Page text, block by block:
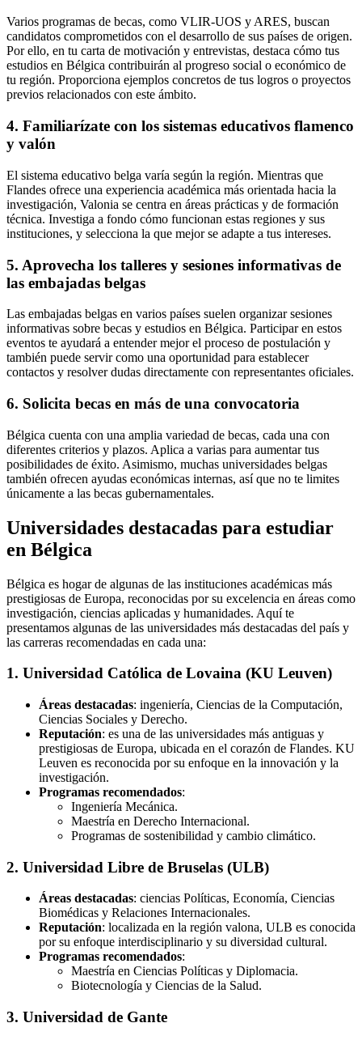
Varios programas de becas, como VLIR-UOS y ARES, buscan
candidatos comprometidos con el desarrollo de sus países de origen.
Por ello, en tu carta de motivación y entrevistas, destaca cómo tus
estudios en Bélgica contribuirán al progreso social o económico de
tu región. Proporciona ejemplos concretos de tus logros o proyectos
previos relacionados con este ámbito.
4. Familiarízate con los sistemas educativos flamenco
y valón
El sistema educativo belga varía según la región. Mientras que
Flandes ofrece una experiencia académica más orientada hacia la
investigación, Valonia se centra en áreas prácticas y de formación
técnica. Investiga a fondo cómo funcionan estas regiones y sus
instituciones, y selecciona la que mejor se adapte a tus intereses.
5. Aprovecha los talleres y sesiones informativas de
las embajadas belgas
Las embajadas belgas en varios países suelen organizar sesiones
informativas sobre becas y estudios en Bélgica. Participar en estos
eventos te ayudará a entender mejor el proceso de postulación y
también puede servir como una oportunidad para establecer
contactos y resolver dudas directamente con representantes oficiales.
6. Solicita becas en más de una convocatoria
Bélgica cuenta con una amplia variedad de becas, cada una con
diferentes criterios y plazos. Aplica a varias para aumentar tus
posibilidades de éxito. Asimismo, muchas universidades belgas
también ofrecen ayudas económicas internas, así que no te limites
únicamente a las becas gubernamentales.
Universidades destacadas para estudiar
en Bélgica
Bélgica es hogar de algunas de las instituciones académicas más
prestigiosas de Europa, reconocidas por su excelencia en áreas como
investigación, ciencias aplicadas y humanidades. Aquí te
presentamos algunas de las universidades más destacadas del país y
las carreras recomendadas en cada una:
1. Universidad Católica de Lovaina (KU Leuven)
Áreas destacadas: ingeniería, Ciencias de la Computación,
Ciencias Sociales y Derecho.
Reputación: es una de las universidades más antiguas y
prestigiosas de Europa, ubicada en el corazón de Flandes. KU
Leuven es reconocida por su enfoque en la innovación y la
investigación.
Programas recomendados:
Ingeniería Mecánica.
Maestría en Derecho Internacional.
Programas de sostenibilidad y cambio climático.
2. Universidad Libre de Bruselas (ULB)
Áreas destacadas: ciencias Políticas, Economía, Ciencias
Biomédicas y Relaciones Internacionales.
Reputación: localizada en la región valona, ULB es conocida
por su enfoque interdisciplinario y su diversidad cultural.
Programas recomendados:
Maestría en Ciencias Políticas y Diplomacia.
Biotecnología y Ciencias de la Salud.
3. Universidad de Gante